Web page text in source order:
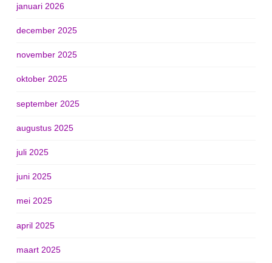
januari 2026
december 2025
november 2025
oktober 2025
september 2025
augustus 2025
juli 2025
juni 2025
mei 2025
april 2025
maart 2025